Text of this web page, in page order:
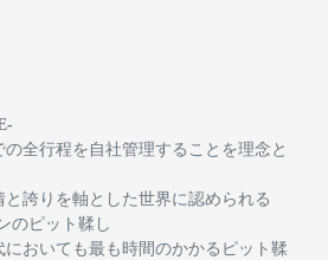
全行程を自社管理することを理念と
誇りを軸とした世界に認められる
のピット鞣し
おいても最も時間のかかるピット鞣